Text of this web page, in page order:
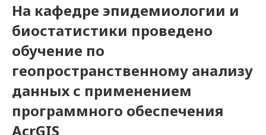
На кафедре эпидемиологии и
биостатистики проведено
обучение по
геопространственному анализу
данных с применением
программного обеспечения
AcrGIS